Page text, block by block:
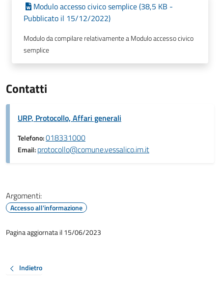
Modulo accesso civico semplice (38,5 KB -
Pubblicato il 15/12/2022)
Modulo da compilare relativamente a Modulo accesso civico
semplice
Contatti
URP, Protocollo, Affari generali
Telefono:018331000
Email:protocollo@comune.vessalico.im.it
Argomenti:
Accesso all'informazione
Pagina aggiornata il 15/06/2023
Indietro